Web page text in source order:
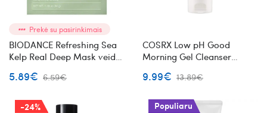
Prekė su pasirinkimais
BIODANCE Refreshing Sea
Kelp Real Deep Mask veido
5.89€ 6.59€
COSRX Low pH Good
Morning Gel Cleanser
prausiklis
9.99€ 13.89€
-24% Populiaru